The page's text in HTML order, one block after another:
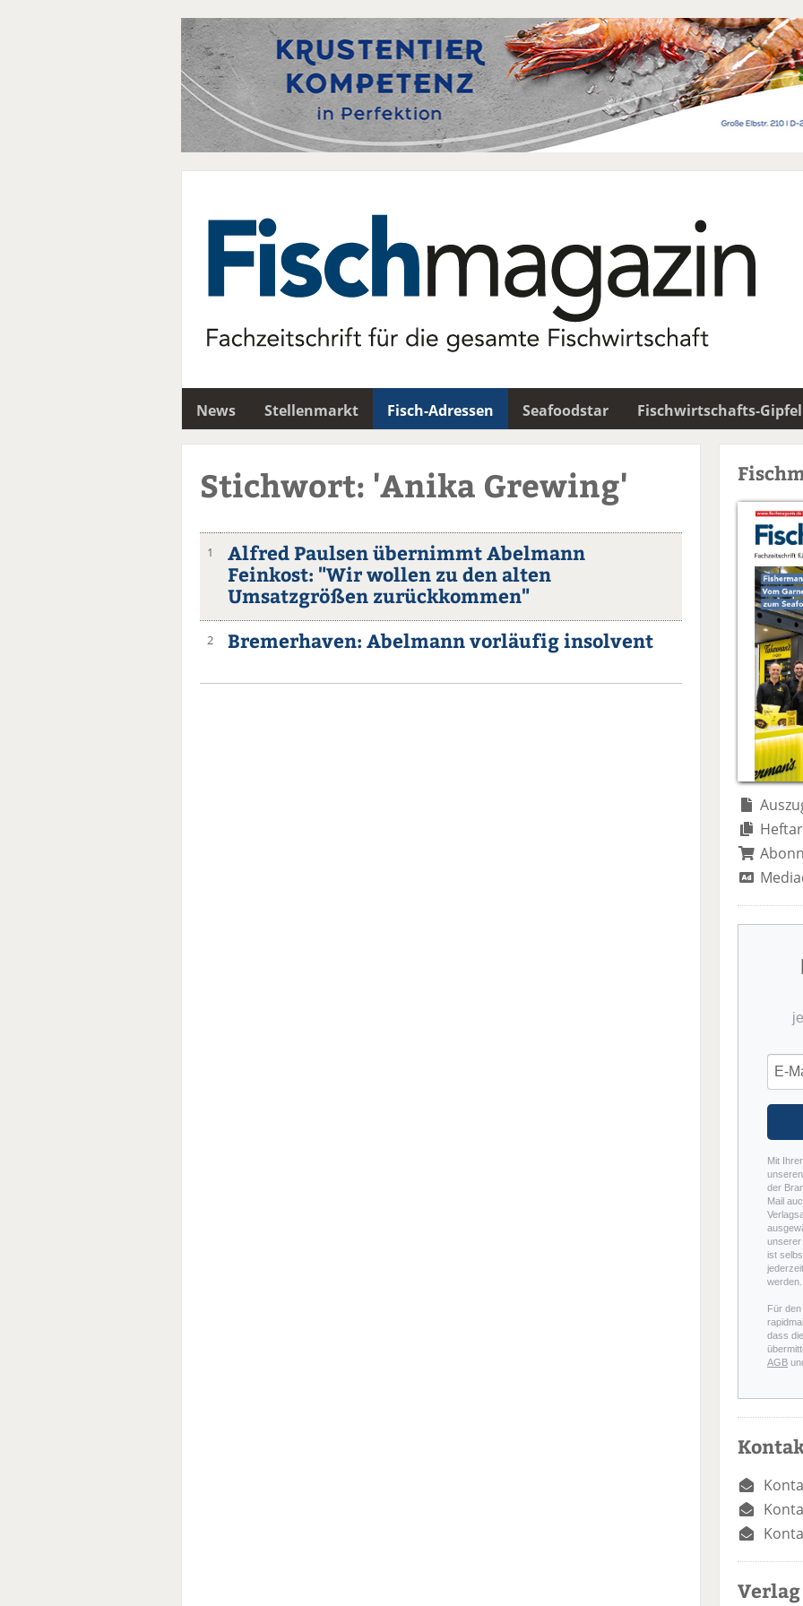
News Stellenmarkt Fisch-Adressen Seafoodstar Fischwirtschafts-Gipfel
Stichwort: 'Anika Grewing'
1
Alfred Paulsen übernimmt Abelmann
Feinkost: "Wir wollen zu den alten
Umsatzgrößen zurückkommen"
2 Bremerhaven: Abelmann vorläufig insolvent
Mit
der
Mail
unserer
ist
werden.
Für
dass
AGB
Verlag